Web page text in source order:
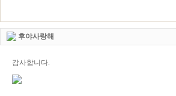
후야사랑해
감사합니다.